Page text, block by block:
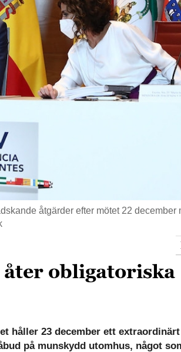
åtgärder efter mötet 22 december
obligatoriska
håller 23 december ett extraordinärt
på munskydd utomhus, något